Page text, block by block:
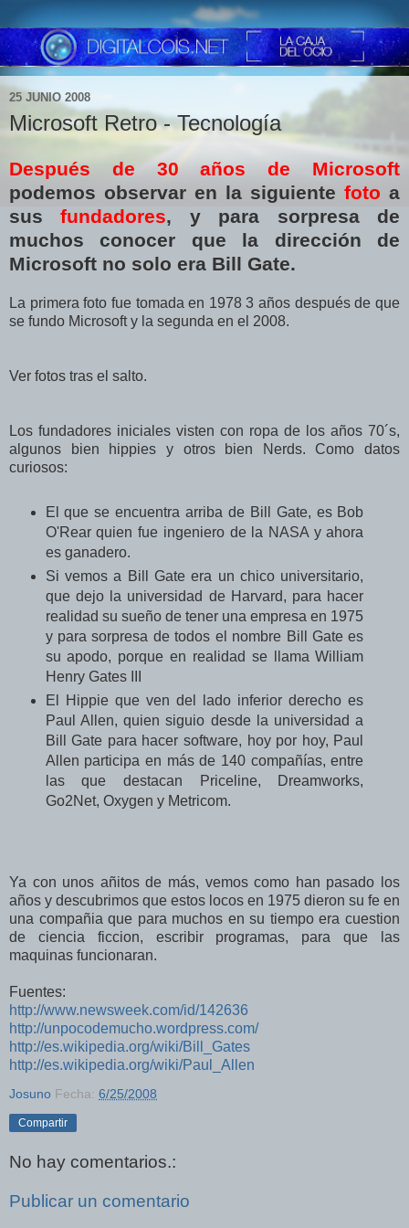
25 JUNIO 2008
Microsoft Retro - Tecnología
Después de 30 años de Microsoft
podemos observar en la siguiente foto a
susfundadores, y para sorpresa de
muchos conocer que la dirección de
Microsoft no solo era Bill Gate.
La primera foto fue tomada en 1978 3 años después de que
se fundo Microsoft y la segunda en el 2008.
Ver fotos tras el salto.
Los fundadores iniciales visten con ropa de los años 70´s,
algunos bien hippies y otros bien Nerds. Como datos
curiosos:
El que se encuentra arriba de Bill Gate, es Bob
O'Rear quien fue ingeniero de la NASA y ahora
es ganadero.
Si vemos a Bill Gate era un chico universitario,
que dejo la universidad de Harvard, para hacer
realidad su sueño de tener una empresa en 1975
y para sorpresa de todos el nombre Bill Gate es
su apodo, porque en realidad se llamaWilliam
Henry Gates III
El Hippie que ven del lado inferior derecho es
Paul Allen, quien siguio desde la universidad a
Bill Gate para hacer software, hoy por hoy, Paul
Allen participa en más de 140 compañías, entre
las que destacan Priceline, Dreamworks,
Go2Net, Oxygen y Metricom.
Ya con unos añitos de más, vemos como han pasado los
años y descubrimos que estos locos en 1975 dieron su fe en
una compañia que para muchos en su tiempo era cuestion
de ciencia ficcion, escribir programas, para que las
maquinas funcionaran.
Fuentes:
http://www.newsweek.com/id/142636
http://unpocodemucho.wordpress.com/
http://es.wikipedia.org/wiki/Bill_Gates
http://es.wikipedia.org/wiki/Paul_Allen
Josuno Fecha: 6/25/2008
Compartir
No hay comentarios.:
Publicar un comentario